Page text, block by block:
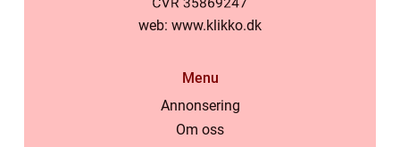
web: www.klikko.dk
Menu
Annonsering
Om oss